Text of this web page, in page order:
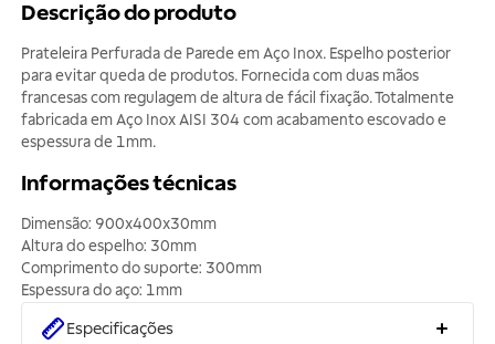
Descrição do produto
Prateleira Perfurada de Parede em Aço Inox. Espelho posterior
para evitar queda de produtos. Fornecida com duas mãos
francesas com regulagem de altura de fácil fixação. Totalmente
fabricada em Aço Inox AISI 304 com acabamento escovado e
espessura de 1mm.
Informações técnicas
Dimensão: 900x400x30mm
Altura do espelho: 30mm
Comprimento do suporte: 300mm
Espessura do aço: 1mm
Especificações